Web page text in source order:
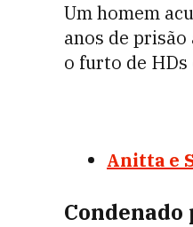
Um homem
anos de
o furto de
Anitta e